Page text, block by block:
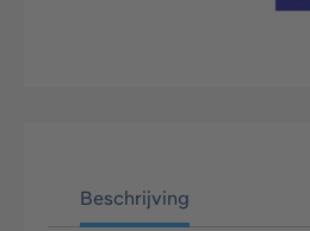
Beschrijving